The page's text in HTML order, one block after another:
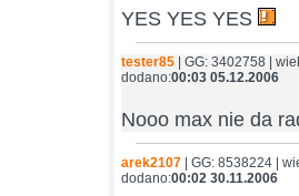
YES YES YES
tester85 | GG: 3402758 |
dodano:00:03 05.12.2006
Nooo max nie da
arek2107 | GG: 8538224 |
dodano:00:02 30.11.2006